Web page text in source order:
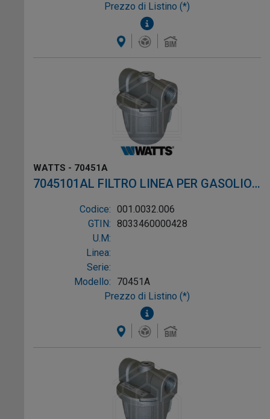
Prezzo di Listino (*)
WATTS - 70451A
7045101AL FILTRO LINEA PER GASOLIO
Codice: 001.0032.006
GTIN: 8033460000428
U.M:
Linea:
Serie:
Modello:
70451A
Prezzo di Listino (*)